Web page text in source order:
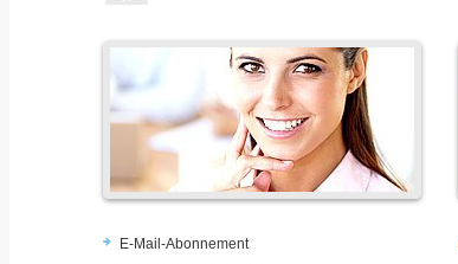
E-Mail-Abonnement